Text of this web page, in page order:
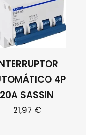
4P
20A SASSIN
21,97 €